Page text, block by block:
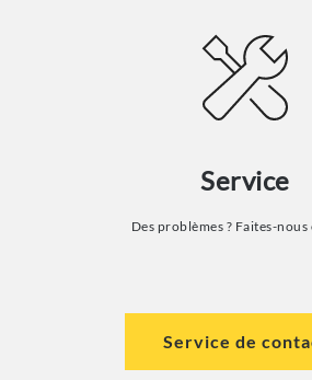
Service
Des problèmes ? Faites-nous
Service de